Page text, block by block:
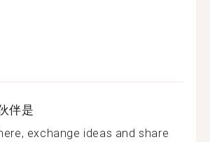
伴是
exchange ideas and share